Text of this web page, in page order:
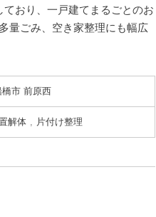
おり、一戸建てまるごとのお
量ごみ、空き家整理にも幅広
橋市 前原西
解体 片付け整理